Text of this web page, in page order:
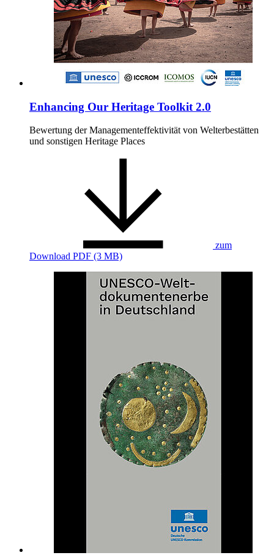
Enhancing Our Heritage Toolkit 2.0
Bewertung der Managementeffektivität von Welterbestätten
und sonstigen Heritage Places
zum
Download PDF (3 MB)